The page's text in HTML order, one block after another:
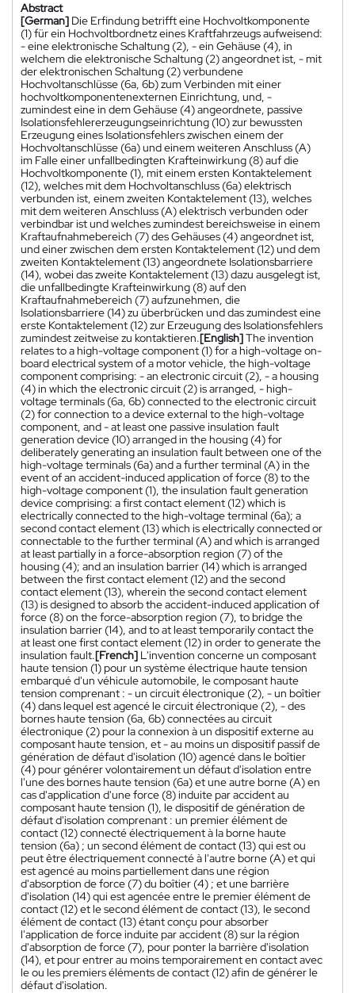
Abstract
[German] Die Erfindung betrifft eine Hochvoltkomponente
(1) für ein Hochvoltbordnetz eines Kraftfahrzeugs aufweisend:
- eine elektronische Schaltung (2), - ein Gehäuse (4), in
welchem die elektronische Schaltung (2) angeordnet ist, - mit
der elektronischen Schaltung (2) verbundene
Hochvoltanschlüsse (6a, 6b) zum Verbinden mit einer
hochvoltkomponentenexternen Einrichtung, und, -
zumindest eine in dem Gehäuse (4) angeordnete, passive
Isolationsfehlererzeugungseinrichtung (10) zur bewussten
Erzeugung eines Isolationsfehlers zwischen einem der
Hochvoltanschlüsse (6a) und einem weiteren Anschluss (A)
im Falle einer unfallbedingten Krafteinwirkung (8) auf die
Hochvoltkomponente (1), mit einem ersten Kontaktelement
(12), welches mit dem Hochvoltanschluss (6a) elektrisch
verbunden ist, einem zweiten Kontaktelement (13), welches
mit dem weiteren Anschluss (A) elektrisch verbunden oder
verbindbar ist und welches zumindest bereichsweise in einem
Kraftaufnahmebereich (7) des Gehäuses (4) angeordnet ist,
und einer zwischen dem ersten Kontaktelement (12) und dem
zweiten Kontaktelement (13) angeordnete Isolationsbarriere
(14), wobei das zweite Kontaktelement (13) dazu ausgelegt ist,
die unfallbedingte Krafteinwirkung (8) auf den
Kraftaufnahmebereich (7) aufzunehmen, die
Isolationsbarriere (14) zu überbrücken und das zumindest eine
erste Kontaktelement (12) zur Erzeugung des Isolationsfehlers
zumindest zeitweise zu kontaktieren.[English]The invention
relates to a high-voltage component (1) for a high-voltage on-
board electrical system of a motor vehicle, the high-voltage
component comprising: - an electronic circuit (2), - a housing
(4) in which the electronic circuit (2) is arranged, - high-
voltage terminals (6a, 6b) connected to the electronic circuit
(2) for connection to a device external to the high-voltage
component, and - at least one passive insulation fault
generation device (10) arranged in the housing (4) for
deliberately generating an insulation fault between one of the
high-voltage terminals (6a) and a further terminal (A) in the
event of an accident-induced application of force (8) to the
high-voltage component (1), the insulation fault generation
device comprising: a first contact element (12) which is
electrically connected to the high-voltage terminal (6a); a
second contact element (13) which is electrically connected or
connectable to the further terminal (A) and which is arranged
at least partially in a force-absorption region (7) of the
housing (4); and an insulation barrier (14) which is arranged
between the first contact element (12) and the second
contact element (13), wherein the second contact element
(13) is designed to absorb the accident-induced application of
force (8) on the force-absorption region (7), to bridge the
insulation barrier (14), and to at least temporarily contact the
at least one first contact element (12) in order to generate the
insulation fault.[French] L'invention concerne un composant
haute tension (1) pour un système électrique haute tension
embarqué d'un véhicule automobile, le composant haute
tension comprenant : - un circuit électronique (2), - un boîtier
(4) dans lequel est agencé le circuit électronique (2), - des
bornes haute tension (6a, 6b) connectées au circuit
électronique (2) pour la connexion à un dispositif externe au
composant haute tension, et - au moins un dispositif passif de
génération de défaut d'isolation (10) agencé dans le boîtier
(4) pour générer volontairement un défaut d'isolation entre
l'une des bornes haute tension (6a) et une autre borne (A) en
cas d'application d'une force (8) induite par accident au
composant haute tension (1), le dispositif de génération de
défaut d'isolation comprenant : un premier élément de
contact (12) connecté électriquement à la borne haute
tension (6a) ; un second élément de contact (13) qui est ou
peut être électriquement connecté à l'autre borne (A) et qui
est agencé au moins partiellement dans une région
d'absorption de force (7) du boîtier (4) ; et une barrière
d'isolation (14) qui est agencée entre le premier élément de
contact (12) et le second élément de contact (13), le second
élément de contact (13) étant conçu pour absorber
l'application de force induite par accident (8) sur la région
d'absorption de force (7), pour ponter la barrière d'isolation
(14), et pour entrer au moins temporairement en contact avec
le ou les premiers éléments de contact (12) afin de générer le
défaut d'isolation.